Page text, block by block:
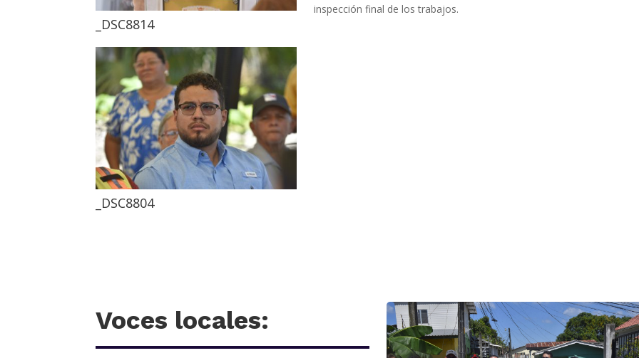
_DSC8814
_DSC8804
inspección final de los trabajos.
Voces locales: